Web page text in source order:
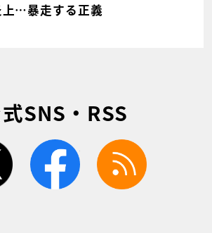
…暴走する正義
SNS・RSS
twitter facebook